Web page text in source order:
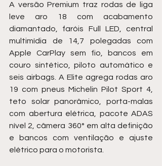
A versão Premium traz rodas de liga
leve aro 18 com acabamento
diamantado, faróis Full LED, central
multimídia de 14,7 polegadas com
Apple CarPlay sem fio, bancos em
couro sintético, piloto automático e
seis airbags. A Elite agrega rodas aro
19 com pneus Michelin Pilot Sport 4,
teto solar panorâmico, porta-malas
com abertura elétrica, pacote ADAS
nível 2, câmera 360° em alta definição
e bancos com ventilação e ajuste
elétrico para o motorista.